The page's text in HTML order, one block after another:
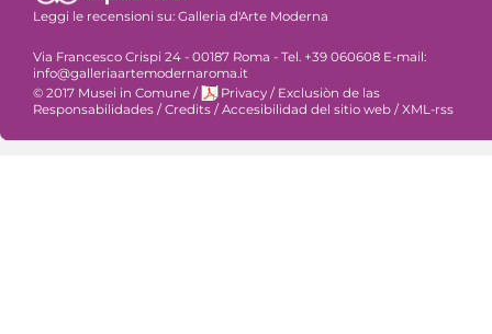
Leggi le recensioni su: Galleria d'Arte Moderna
Via Francesco Crispi 24 - 00187 Roma - Tel. +39 060608 E-mail:
info@galleriaartemodernaroma.it
© 2017 Musei in Comune / Privacy / Exclusiòn de las
Responsabilidades / Credits / Accesibilidad del sitio web / XML-rss